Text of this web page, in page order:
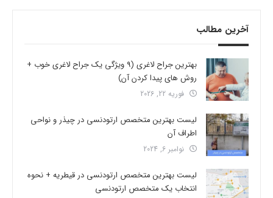
آخرین مطالب
بهترین جراح لاغری (9 ویژگی یک جراح لاغری خوب +
روش های پیدا کردن آن)
فوریه 22, 2026
لیست بهترین متخصص ارتودنسی در چیذر و نواحی
اطراف آن
نوامبر 6, 2024
لیست بهترین متخصص ارتودنسی در قیطریه + نحوه
انتخاب یک متخصص ارتودنسی